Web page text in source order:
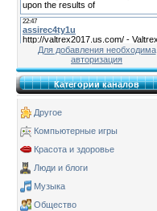
Для добавления необходима
авторизация
Категории каналов
Другое
Компьютерные игры
Красота и здоровье
Люди и блоги
Музыка
Общество